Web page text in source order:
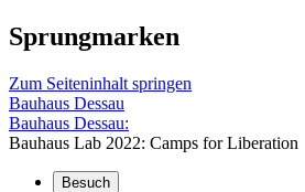
Sprungmarken
Zum Seiteninhalt springen
Bauhaus Dessau
Bauhaus Dessau:
Bauhaus Lab 2022: Camps for Liberation
Besuch